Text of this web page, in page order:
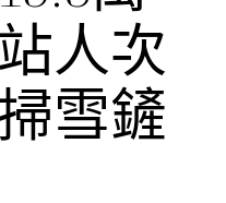
人次
雪鏟